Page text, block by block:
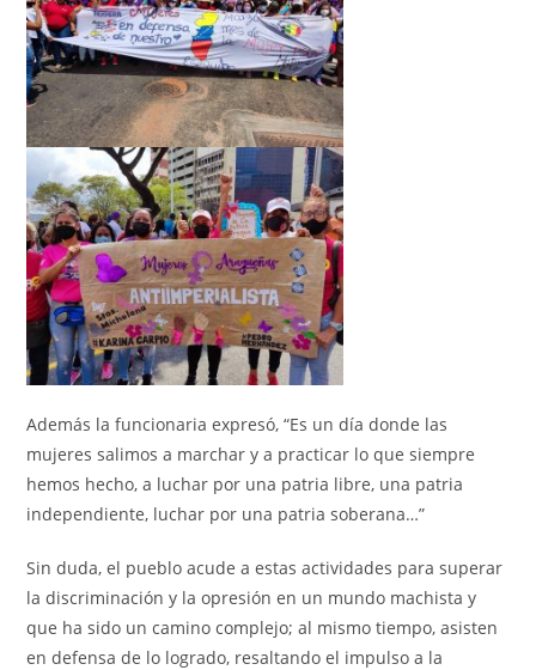
Además la funcionaria expresó, “Es un día donde las
mujeres salimos a marchar y a practicar lo que siempre
hemos hecho, a luchar por una patria libre, una patria
independiente, luchar por una patria soberana…”
Sin duda, el pueblo acude a estas actividades para superar
la discriminación y la opresión en un mundo machista y
que ha sido un camino complejo; al mismo tiempo, asisten
en defensa de lo logrado, resaltando el impulso a la